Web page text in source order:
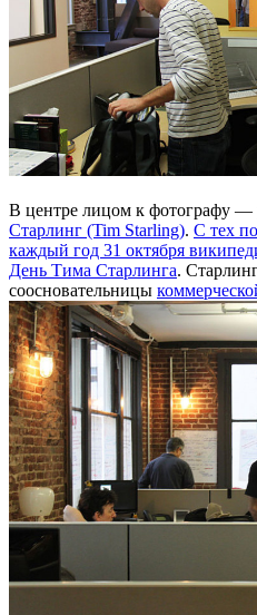
В центре лицом к фотографу —
Старлинг (Tim Starling). С тех
каждый год 31 октября
День Тима Старлинга.
соосновательницы